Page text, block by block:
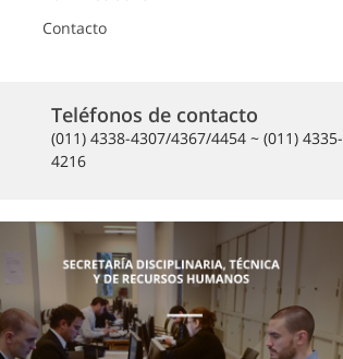
Contacto
Teléfonos de contacto
(011) 4338-4307/4367/4454 ~ (011) 4335-
4216